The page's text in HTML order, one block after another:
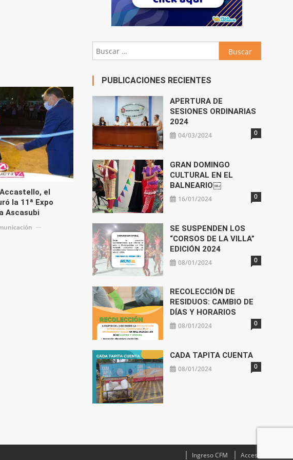
el
volumen.
el
la 11ª Expo
Ascasubi
Buscar:
PUBLICACIONES RECIENTES
APERTURA DE
SESIONES ORDINARIAS
2024
04/03/2024 0
GRAN DOMINGO
CULTURAL EN EL
BALNEARIO￼
16/01/2024 0
SE SUSPENDEN LOS
“CORSOS DE LA VILLA”
EDICIÓN 2024
08/01/2024 0
RECOLECCIÓN DE
RESIDUOS: CAMBIO DE
DÍAS Y HORARIOS
08/01/2024 0
CADA TAPITA CUENTA
08/01/2024 0
Ingreso CFM Acceso